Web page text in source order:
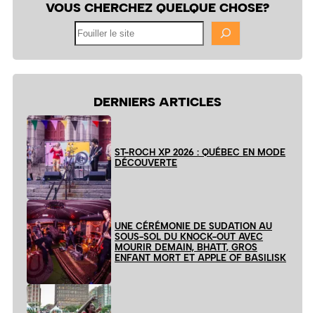
VOUS CHERCHEZ QUELQUE CHOSE?
DERNIERS ARTICLES
ST-ROCH XP 2026 : QUÉBEC EN MODE
DÉCOUVERTE
UNE CÉRÉMONIE DE SUDATION AU
SOUS-SOL DU KNOCK-OUT AVEC
MOURIR DEMAIN, BHATT, GROS
ENFANT MORT ET APPLE OF BASILISK